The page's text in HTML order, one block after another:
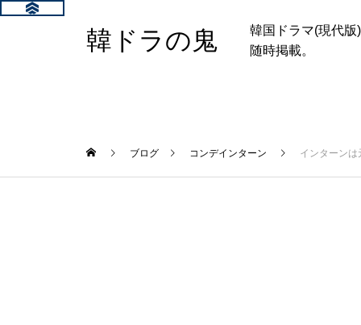
韓ドラの鬼
韓国ドラマ(現代
随時掲載。
ブログ コンデインターン インターン